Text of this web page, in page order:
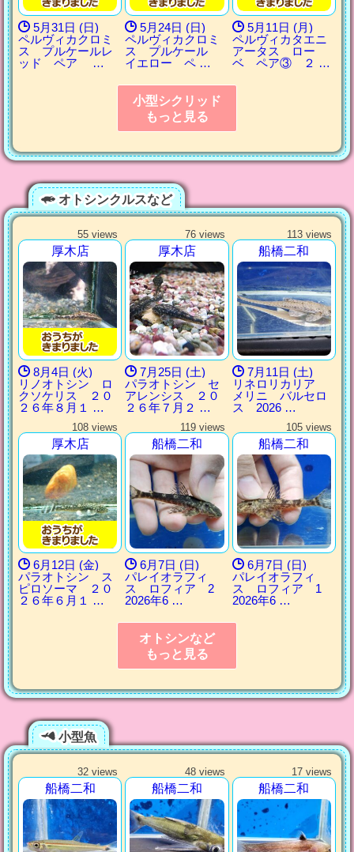
5月31日 (日)
ペルヴィカクロミ
ス プルケールレ
ッド ペア …
5月24日 (日)
ペルヴィカクロミ
ス プルケール
イエロー ペ …
5月11日 (月)
ペルヴィカタエニ
アータス ロー
ベ ペア③ ２ …
小型シクリッド
もっと見る
オトシンクルスなど
55 views
厚木店
8月4日 (火)
リノオトシン ロ
クソケリス ２０
２６年８月１ …
76 views
厚木店
7月25日 (土)
パラオトシン セ
アレンシス ２０
２６年７月２ …
113 views
船橋二和
7月11日 (土)
リネロリカリア
メリニ バルセロ
ス 2026 …
108 views
厚木店
6月12日 (金)
パラオトシン ス
ピロソーマ ２０
２６年６月１ …
119 views
船橋二和
6月7日 (日)
パレイオラフィ
ス ロフィア 2
2026年6 …
105 views
船橋二和
6月7日 (日)
パレイオラフィ
ス ロフィア 1
2026年6 …
オトシンなど
もっと見る
小型魚
32 views
船橋二和
48 views
船橋二和
17 views
船橋二和